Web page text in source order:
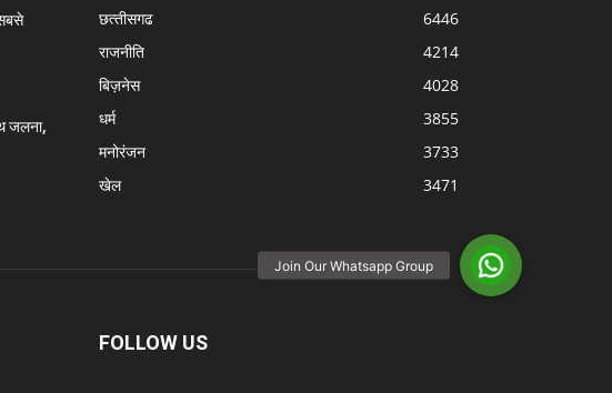
जलना,
छत्‍तीसगढ
6446
राजनीति
4214
बिज़नेस
4028
धर्म
3855
मनोरंजन
3733
खेल
3471
FOLLOW US